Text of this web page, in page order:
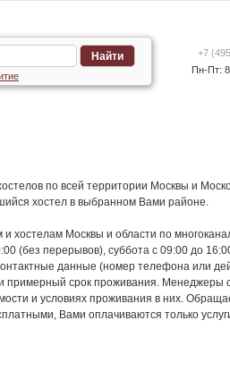
Найти +7
Пн-Пт:
по всей территории Москвы и
хостел в выбранном Вами районе.
хостелам Москвы и области по
(без перерывов), суббота с 09:00 до
данные (номер телефона или
примерный срок проживания.
и условиях проживания в них.
Вами оплачиваются только